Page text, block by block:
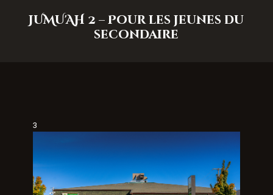
JUMU'AH 2 – Pour les jeunes du
secondaire
Services
Faire un don
3